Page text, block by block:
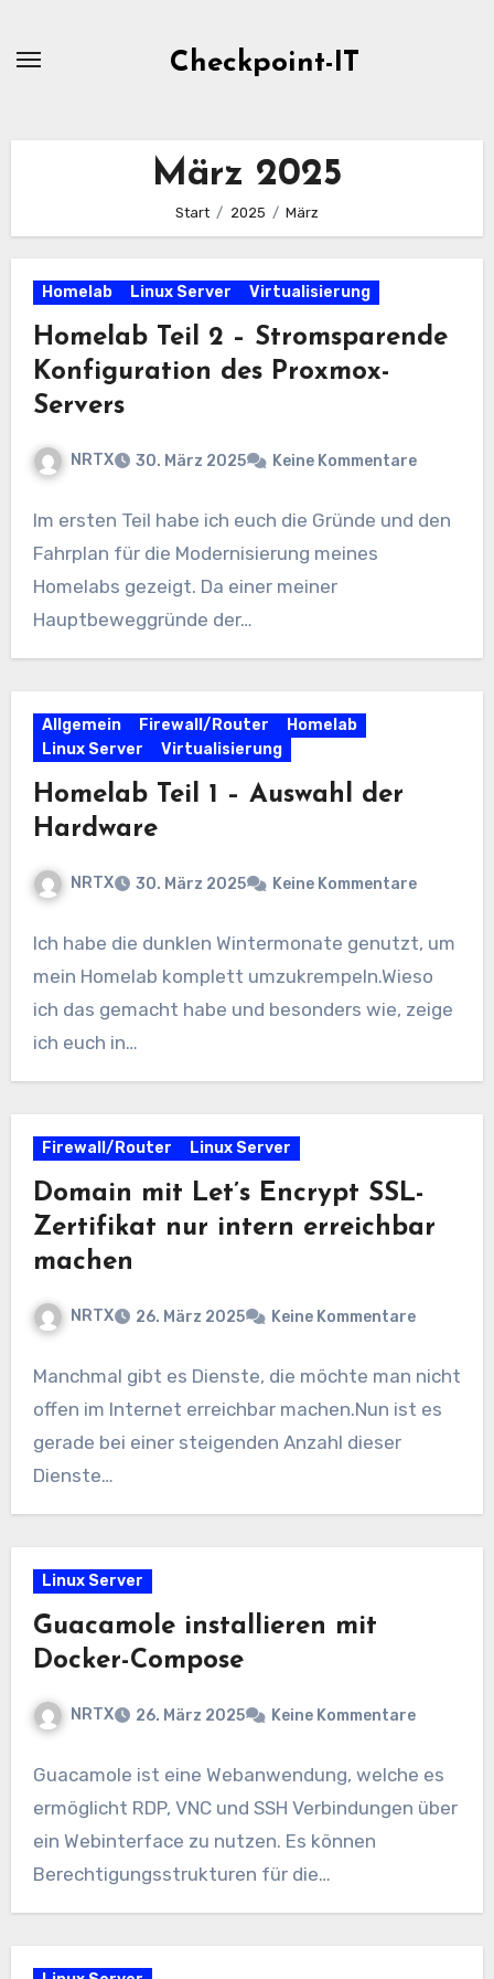
Checkpoint-IT
März 2025
Start 2025 März
Homelab Linux Server Virtualisierung
Homelab Teil 2 – Stromsparende
Konfiguration des Proxmox-
Servers
NRTX 30. März 2025 Keine Kommentare
Im ersten Teil habe ich euch die Gründe und den
Fahrplan für die Modernisierung meines
Homelabs gezeigt. Da einer meiner
Hauptbeweggründe der…
Allgemein Firewall/Router
Homelab
Linux Server
Virtualisierung
Homelab Teil 1 – Auswahl der
Hardware
NRTX 30. März 2025 Keine Kommentare
Ich habe die dunklen Wintermonate genutzt, um
mein Homelab komplett umzukrempeln.Wieso
ich das gemacht habe und besonders wie, zeige
ich euch in…
Firewall/Router Linux Server
Domain mit Let’s Encrypt SSL-
Zertifikat nur intern erreichbar
machen
NRTX 26. März 2025 Keine Kommentare
Manchmal gibt es Dienste, die möchte man nicht
offen im Internet erreichbar machen.Nun ist es
gerade bei einer steigenden Anzahl dieser
Dienste…
Linux Server
Guacamole installieren mit
Docker-Compose
NRTX 26. März 2025 Keine Kommentare
Guacamole ist eine Webanwendung, welche es
ermöglicht RDP, VNC und SSH Verbindungen über
ein Webinterface zu nutzen. Es können
Berechtigungsstrukturen für die…